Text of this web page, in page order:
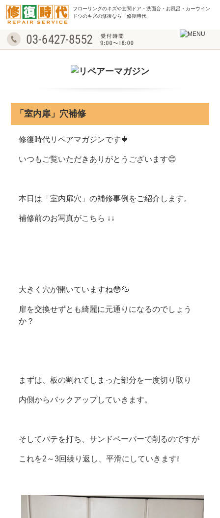
フローリングのキズや玄関ドア・洗面台・お風呂・ カーウイン
ドウのキズの修復なら「修復時代」
「室内扉」穴補修
修復時代リペアマガジンです🍁
いつもご覧いただきありがとうございます😊
本日は「室内扉穴」の補修事例をご紹介します。
補修前のお写真がこちら ↓↓
大きく穴が開いていますね😳💦
扉を交換せずとも綺麗に元通りになるのでしょう
か？
まずは、板の割れてしまった部分を一度切り取り
内側からバックアップしていきます。
そしてパテを打ち、サンドペーパーで削るのですが
これを2～3回繰り返し、平滑にしていきます❕